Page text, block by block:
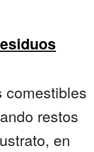
comestibles
restos
en